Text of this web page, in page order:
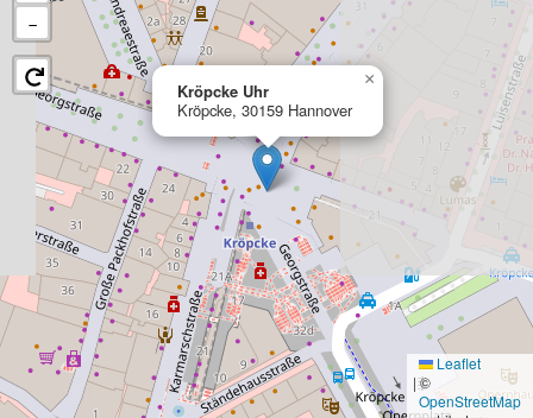
Kröpcke Uhr
Kröpcke, 30159 Hannover
×
−
Leaflet
|©
OpenStreetMap